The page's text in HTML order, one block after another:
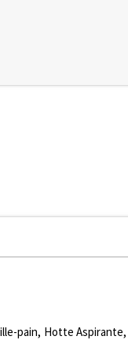
pain Hotte Aspirante